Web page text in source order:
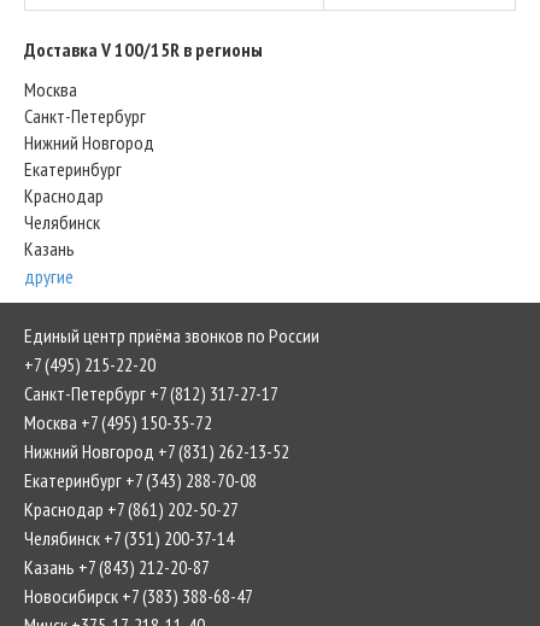
Доставка V 100/15R в регионы
Москва
Санкт-Петербург
Нижний Новгород
Екатеринбург
Краснодар
Челябинск
Казань
другие
Единый центр приёма звонков по России
+7 (495) 215-22-20
Санкт-Петербург +7 (812) 317-27-17
Москва +7 (495) 150-35-72
Нижний Новгород +7 (831) 262-13-52
Екатеринбург +7 (343) 288-70-08
Краснодар +7 (861) 202-50-27
Челябинск +7 (351) 200-37-14
Казань +7 (843) 212-20-87
Новосибирск +7 (383) 388-68-47